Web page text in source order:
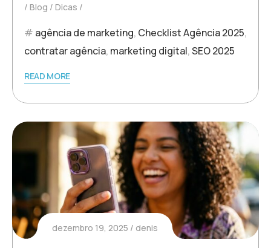
Blog Dicas
agência de marketing, Checklist Agência 2025,
contratar agência, marketing digital,SEO 2025
READ MORE
dezembro 19, 2025 denis